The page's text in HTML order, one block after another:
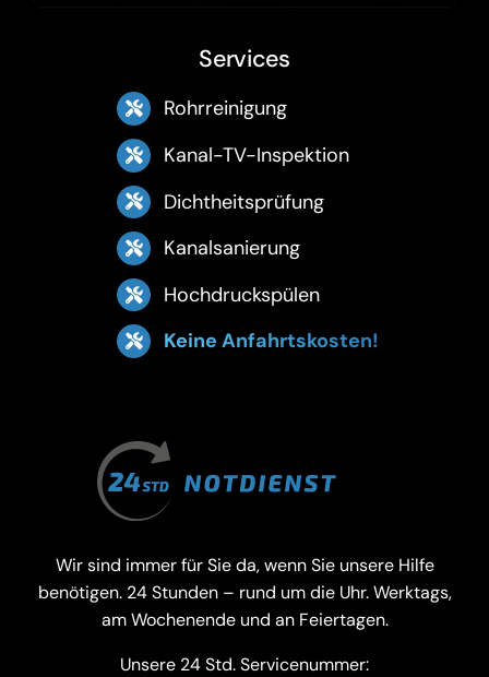
Services
Rohrreinigung
Kanal-TV-Inspektion
Dichtheitsprüfung
Kanalsanierung
Hochdruckspülen
Keine Anfahrtskosten!
Wir sind immer für Sie da, wenn Sie unsere Hilfe
benötigen. 24 Stunden – rund um die Uhr. Werktags,
am Wochenende und an Feiertagen.
Unsere 24 Std. Servicenummer: